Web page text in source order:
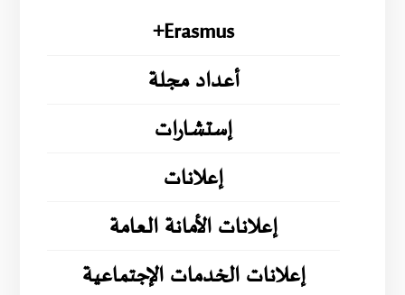
Erasmus+
أعداد مجلة
إستشارات
إعلانات
إعلانات الأمانة العامة
إعلانات الخدمات الإجتماعية